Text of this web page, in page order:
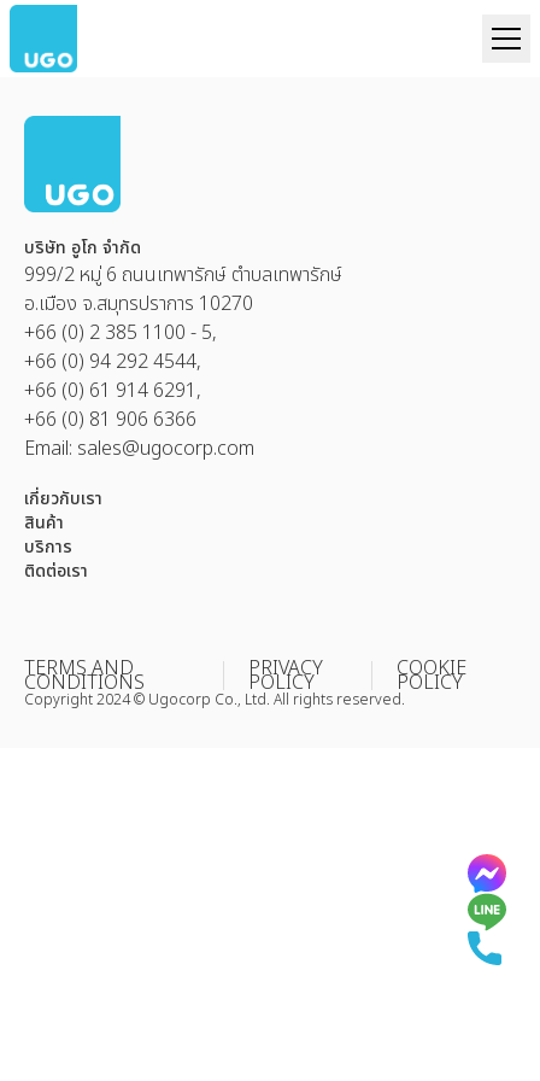
บริษัท อูโก จำกัด
999/2 หมู่ 6 ถนนเทพารักษ์ ตำบลเทพารักษ์
อ.เมือง จ.สมุทรปราการ 10270
+66 (0) 2 385 1100 - 5,
+66 (0) 94 292 4544,
+66 (0) 61 914 6291,
+66 (0) 81 906 6366
Email: sales@ugocorp.com
เกี่ยวกับเรา
สินค้า
บริการ
ติดต่อเรา
TERMS AND
CONDITIONS PRIVACY
POLICY COOKIE
POLICY
Copyright 2024 © Ugocorp Co., Ltd. All rights reserved.